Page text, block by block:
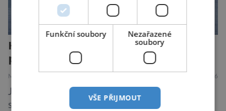
Hantavirus útočí, hrozí nová
pandemie?
MEDICÍNA 28.7.2026
Je známou pravdou, že se na výletních lodích
snadno šíří gastrointestinální infekce, jako je
Funkční soubory
Nezařazené
soubory
VŠE PŘIJMOUT